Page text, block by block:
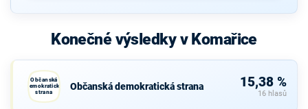
Konečné výsledky v Komařice
Občanská
demokratická
strana
Občanská demokratická strana 15,38 %
16 hlasů